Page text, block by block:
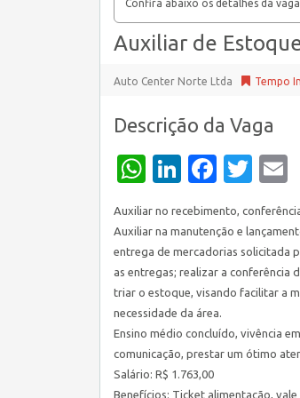
Confira abaixo os detalhes da vaga
Auxiliar de Estoque
Auto Center Norte Ltda Tempo
Descrição da Vaga
WhatsApp
LinkedIn
Auxiliar no recebimento,
Auxiliar na manutenção e
entrega de mercadorias solicitada
as entregas; realizar a conferência
triar o estoque, visando facilitar a
necessidade da área.
Ensino médio concluído, vivência
comunicação, prestar um ótimo
Salário: R$ 1.763,00
Benefícios: Ticket alimentação,